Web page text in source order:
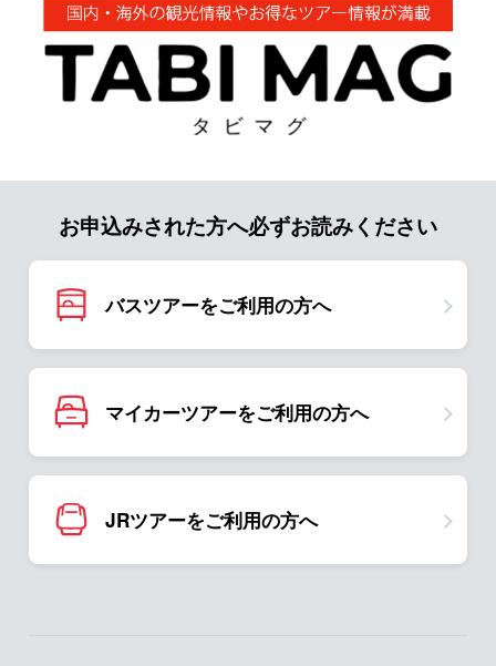
お申込みされた方へ必ずお読みください
バスツアーをご利用の方へ
マイカーツアーをご利用の方へ
JRツアーをご利用の方へ